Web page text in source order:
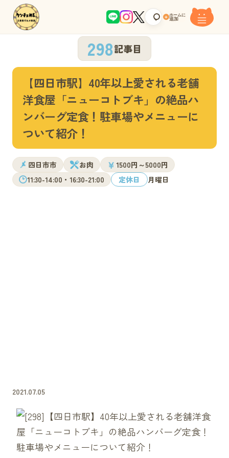
+ ホームに
追加
298記事目
【四日市駅】40年以上愛される老舗
洋食屋「ニューコトブキ」の絶品ハ
ンバーグ定食！駐車場やメニューに
ついて紹介！
四日市市 お肉 ￥ 1500円～5000円
11:30-14:00・16:30-21:00
定休日 月曜日
2021.07.05